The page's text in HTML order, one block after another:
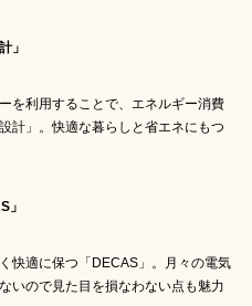
」
を利用することで、エネルギー消費
計」。快適な暮らしと省エネにもつ
」
快適に保つ「DECAS」。月々の電気
いので見た目を損なわない点も魅力